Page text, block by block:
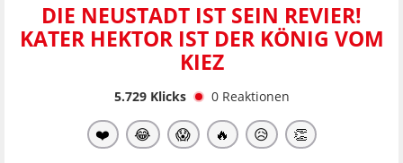
DIE NEUSTADT IST SEIN REVIER!
KATER HEKTOR IST DER KÖNIG VOM
KIEZ
5.729Klicks 0 Reaktionen
❤️ 😂 😱 🔥 😥 👏